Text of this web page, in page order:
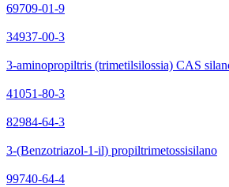
69709-01-9
34937-00-3
3-aminopropiltris (trimetilsilossia) CAS
41051-80-3
82984-64-3
3-(Benzotriazol-1-il) propiltrimetossisilano
99740-64-4